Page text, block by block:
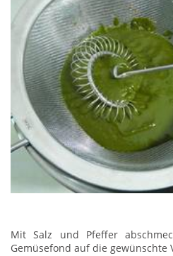
Mit Salz und Pfeffer
Gemüsefond auf die gewünschte